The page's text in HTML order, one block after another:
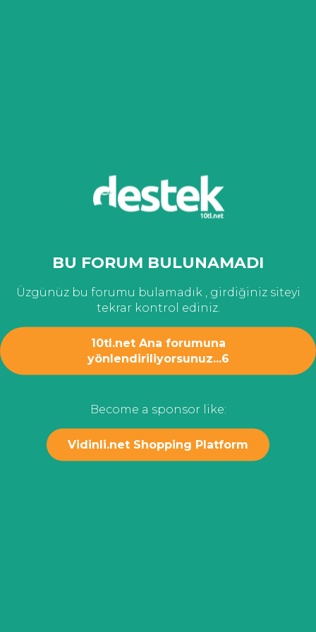
BU FORUM BULUNAMADI
Üzgünüz bu forumu bulamadık , girdiğiniz siteyi
tekrar kontrol ediniz.
10tl.net Ana forumuna
yönlendiriliyorsunuz...6
Become a sponsor like:
Vidinli.net Shopping Platform